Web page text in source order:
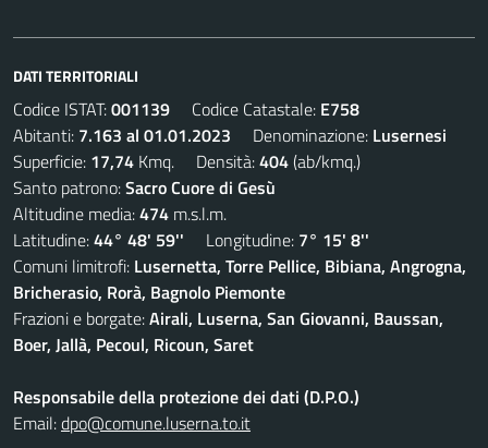
DATI TERRITORIALI
Codice ISTAT:001139 Codice Catastale: E758
Abitanti: 7.163 al 01.01.2023 Denominazione: Lusernesi
Superficie: 17,74 Kmq. Densità:404(ab/kmq.)
Santo patrono:Sacro Cuore di Gesù
Altitudine media:474 m.s.l.m.
Latitudine:44° 48' 59'' Longitudine: 7° 15' 8''
Comuni limitrofi: Lusernetta, Torre Pellice, Bibiana, Angrogna,
Bricherasio, Rorà, Bagnolo Piemonte
Frazioni e borgate:Airali, Luserna, San Giovanni, Baussan,
Boer, Jallà, Pecoul, Ricoun, Saret
Responsabile della protezione dei dati (D.P.O.)
Email:dpo@comune.luserna.to.it